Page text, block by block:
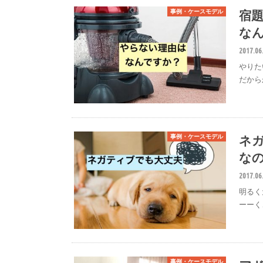
事例・ケースモデル
宿
な
やり
だか
事例・ケースモデル
ネ
な
明る
ーー
事例・ケースモデル